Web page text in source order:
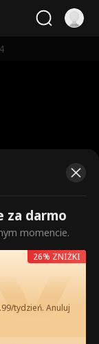
za darmo
momencie.
tydzień. Anuluj
26% ZNIŻKI